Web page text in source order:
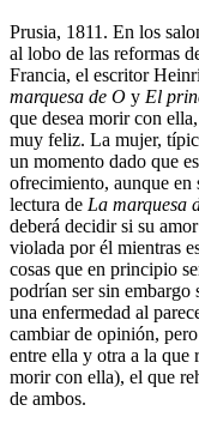
Prusia, 1811. En los
al lobo de las reformas
Francia, el escritor
marquesa de O y El
que desea morir con
muy feliz. La mujer,
un momento dado que
ofrecimiento, aunque en
lectura de La marquesa
deberá decidir si su
violada por él mientras
cosas que en principio
podrían ser sin embargo
una enfermedad al
cambiar de opinión,
entre ella y otra a la que
morir con ella), el que
de ambos.